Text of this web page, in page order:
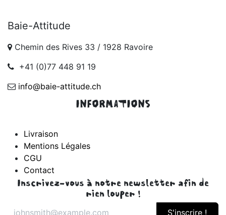
Baie-Attitude
Chemin des Rives 33 / 1928 Ravoire
+41 (0)77 448 91 19
info@baie-attitude.ch
INFORMATIONS
Livraison
Mentions Légales
CGU
Contact
Inscrivez-vous à notre newsletter afin de
rien louper !
S'inscrire !